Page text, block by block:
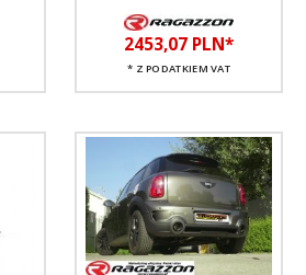
2453,07 PLN*
* Z PODATKIEM VAT